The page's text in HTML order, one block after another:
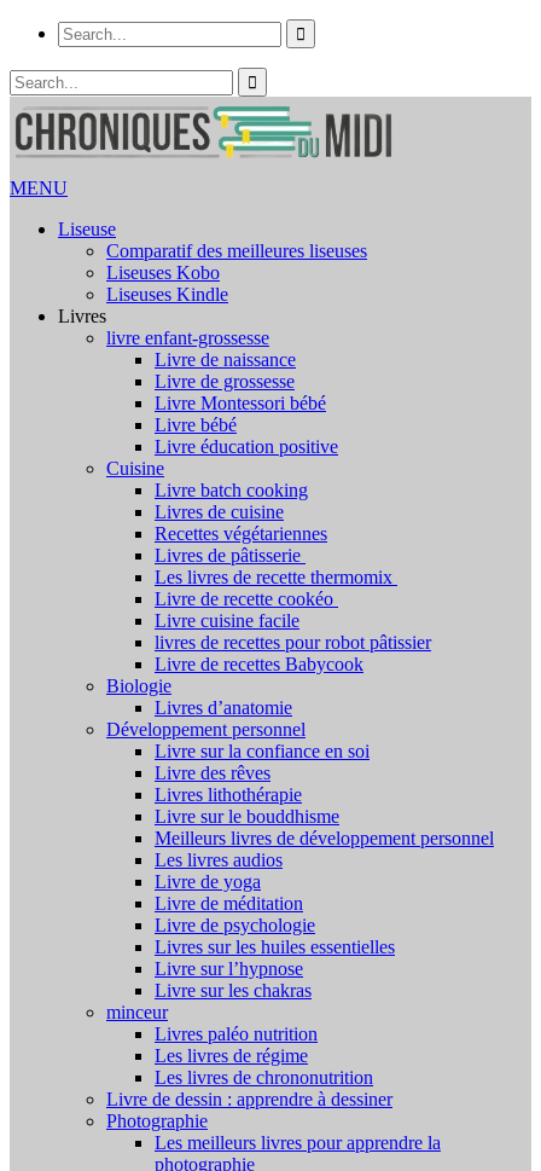
MENU
Liseuse
Comparatif des meilleures liseuses
Liseuses Kobo
Liseuses Kindle
Livres
livre enfant-grossesse
Livre de naissance
Livre de grossesse
Livre Montessori bébé
Livre bébé
Livre éducation positive
Cuisine
Livre batch cooking
Livres de cuisine
Recettes végétariennes
Livres de pâtisserie
Les livres de recette thermomix
Livre de recette cookéo
Livre cuisine facile
livres de recettes pour robot pâtissier
Livre de recettes Babycook
Biologie
Livres d’anatomie
Développement personnel
Livre sur la confiance en soi
Livre des rêves
Livres lithothérapie
Livre sur le bouddhisme
Meilleurs livres de développement personnel
Les livres audios
Livre de yoga
Livre de méditation
Livre de psychologie
Livres sur les huiles essentielles
Livre sur l’hypnose
Livre sur les chakras
minceur
Livres paléo nutrition
Les livres de régime
Les livres de chrononutrition
Livre de dessin : apprendre à dessiner
Photographie
Les meilleurs livres pour apprendre la
photographie